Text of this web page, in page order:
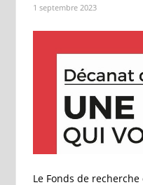
1 septembre 2023
Le Fonds de